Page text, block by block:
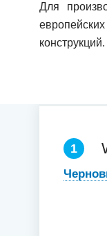
Для
конструкций.
1